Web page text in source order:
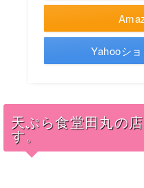
Yahooシ
天ぷら食堂田丸の
す。